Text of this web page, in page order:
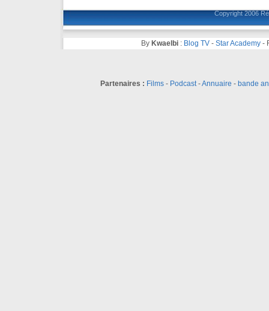
Copyright 2006
By Kwaelbi: Blog TV- Star Academy-
Partenaires : Films- Podcast-Annuaire - bande